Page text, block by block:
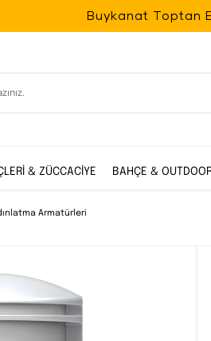
Buykanat Toptan
& ZÜCCACİYE BAHÇE &
Armatürleri